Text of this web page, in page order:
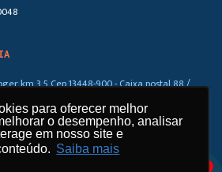
para oferecer melhor
o desempenho, analisar
em nosso site e
Saiba mais
para oferecer melhor
o desempenho, analisar
em nosso site e
Saiba mais
km 3,5 Cep 13448-900 - Caixa postal 88 /